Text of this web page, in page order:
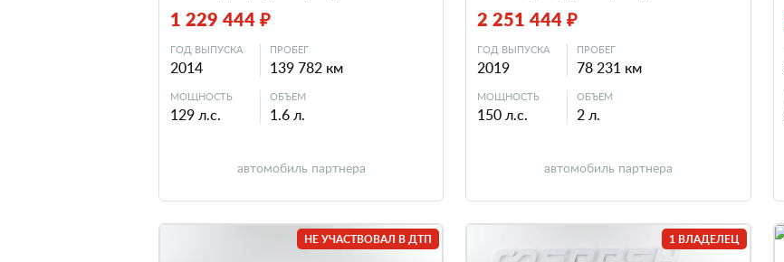
1 229 444 ₽
ГОД ВЫПУСКА
2014
ПРОБЕГ
139 782 км
МОЩНОСТЬ
129 л.с.
ОБЪЕМ
1.6 л.
автомобиль партнера
2 251 444 ₽
ГОД ВЫПУСКА
2019
ПРОБЕГ
78 231 км
МОЩНОСТЬ
150 л.с.
ОБЪЕМ
2 л.
автомобиль партнера
НЕ УЧАСТВОВАЛ В ДТП 1 ВЛАДЕЛЕЦ